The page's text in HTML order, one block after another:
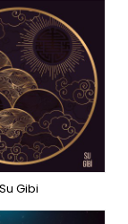
Su Gibi